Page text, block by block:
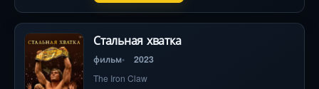
Стальная хватка
фильм 2023
The Iron Claw